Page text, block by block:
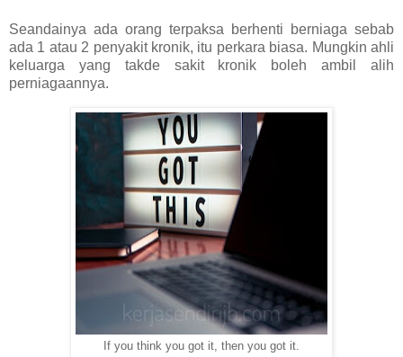
Seandainya ada orang terpaksa berhenti berniaga sebab
ada 1 atau 2 penyakit kronik, itu perkara biasa. Mungkin ahli
keluarga yang takde sakit kronik boleh ambil alih
perniagaannya.
If you think you got it, then you got it.